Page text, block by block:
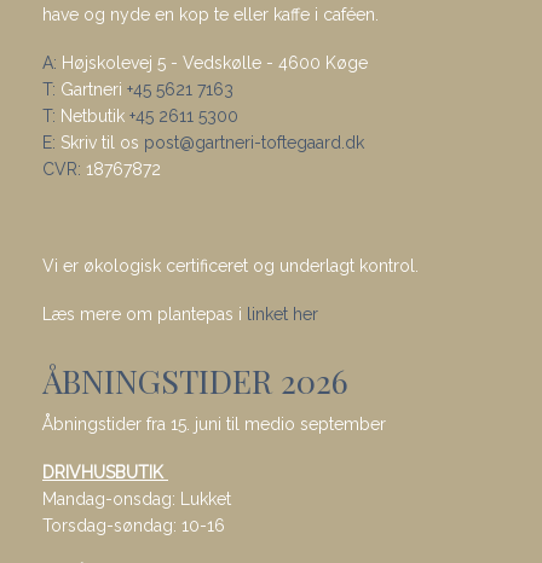
have og nyde en kop te eller kaffe i caféen.
A: Højskolevej 5 - Vedskølle - 4600 Køge
T: Gartneri +45 5621 7163
T: Netbutik +45 2611 5300
E: Skriv til os post@gartneri-toftegaard.dk
CVR: 18767872
Vi er økologisk certificeret og underlagt kontrol.
Læs mere om plantepas i linket her
ÅBNINGSTIDER 2026
Åbningstider fra 15. juni til medio september
DRIVHUSBUTIK
Mandag-onsdag: Lukket
Torsdag-søndag: 10-16